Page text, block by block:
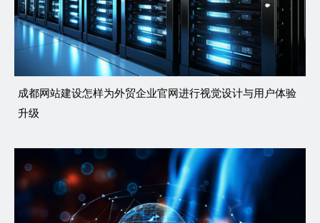
成都网站建设怎样为外贸企业官网进行视觉设计与用户体验
升级